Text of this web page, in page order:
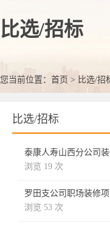
比选/招标
您当前位置： 首页 > 比选/招
比选/招标
泰康人寿山西分公司
浏览 19 次
罗田支公司职场装修
浏览 53 次